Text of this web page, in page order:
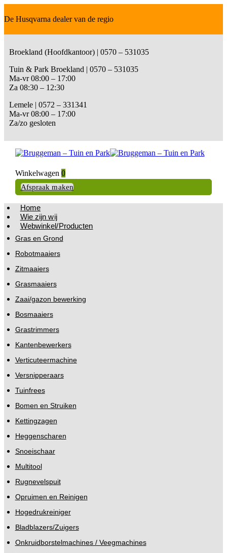
De Husqvarna dealer van de regio
Broekland (Hoofdkantoor) | 0570 – 531035
Tuin & Park Broekland | 0570 – 531035
Ma-vr 08:00 – 17:00
Za 08:30 – 12:30
Lemele | 0572 – 331341
Ma-vr 08:00 – 17:00
Za/zo gesloten
Winkelwagen 0
Afspraak maken
Home
Wie zijn wij
Webwinkel/Producten
Gras en Grond
Robotmaaiers
Zitmaaiers
Grasmaaiers
Zaai/gazon bewerking
Bosmaaiers
Grastrimmers
Kantenbewerkers
Verticuteermachine
Versnipperaars
Tuinfrees
Bomen en Struiken
Kettingzagen
Heggenscharen
Snoeischaar
Multitool
Rugnevelspuit
Opruimen en Reinigen
Hogedrukreiniger
Bladblazers/Zuigers
Onkruidborstelmachines / Veegmachines